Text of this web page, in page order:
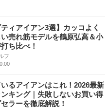
ティアイアン3選】カッコよく
売れ筋モデルを鶴原弘高＆小
ち比べ！
フ
るアイアンはこれ！2026最新
キング｜失敗しないお買い得
ラーを徹底解説！